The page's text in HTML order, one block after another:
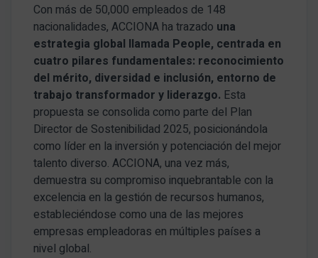
Con más de 50,000 empleados de 148
nacionalidades, ACCIONA ha trazado una
estrategia global llamada People, centrada en
cuatro pilares fundamentales: reconocimiento
del mérito, diversidad e inclusión, entorno de
trabajo transformador y liderazgo. Esta
propuesta se consolida como parte del Plan
Director de Sostenibilidad 2025, posicionándola
como líder en la inversión y potenciación del mejor
talento diverso. ACCIONA, una vez más,
demuestra su compromiso inquebrantable con la
excelencia en la gestión de recursos humanos,
estableciéndose como una de las mejores
empresas empleadoras en múltiples países a
nivel global.